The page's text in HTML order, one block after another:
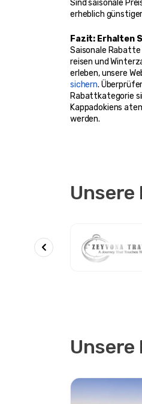
Sind saisonale
erheblich
Fazit: Erhalten
Saisonale Rabatte
reisen und
erleben, unsere
sichern.
Rabattkategorie
Kappadokiens
werden.
Unsere
Unsere